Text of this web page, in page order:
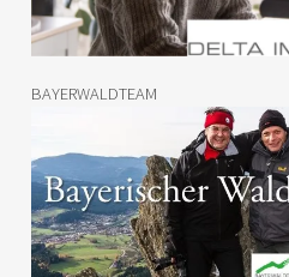
BAYERWALDTEAM